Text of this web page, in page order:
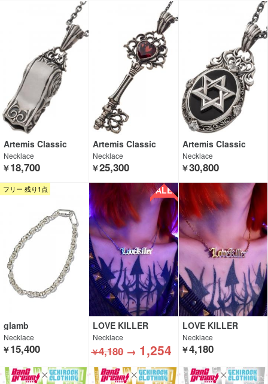
Artemis Classic
Necklace
￥18,700
Artemis Classic
Necklace
￥25,300
Artemis Classic
Necklace
￥30,800
フリー 残り1点
glamb
Necklace
￥15,400
SALE!!
LOVE KILLER
Necklace
￥4,180→ 1,254
LOVE KILLER
Necklace
￥4,180